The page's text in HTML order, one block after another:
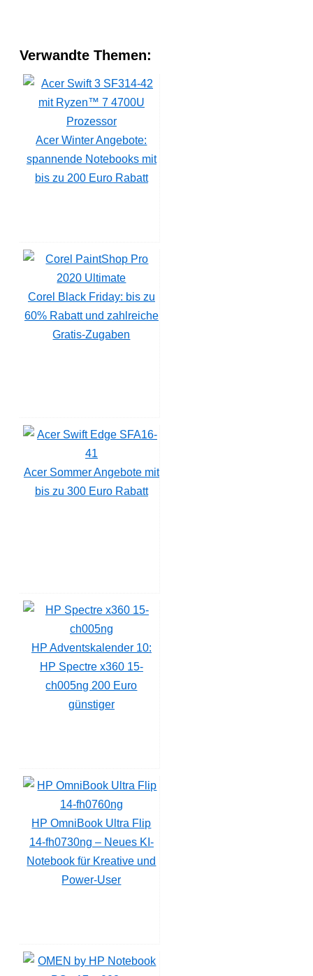
Verwandte Themen:
Acer Winter Angebote:
spannende Notebooks mit
bis zu 200 Euro Rabatt
Corel Black Friday: bis zu
60% Rabatt und zahlreiche
Gratis-Zugaben
Acer Sommer Angebote mit
bis zu 300 Euro Rabatt
HP Adventskalender 10:
HP Spectre x360 15-
ch005ng 200 Euro
günstiger
HP OmniBook Ultra Flip
14-fh0730ng – Neues KI-
Notebook für Kreative und
Power-User